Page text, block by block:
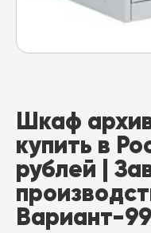
Шкаф
купить в
рублей |
Вариант-